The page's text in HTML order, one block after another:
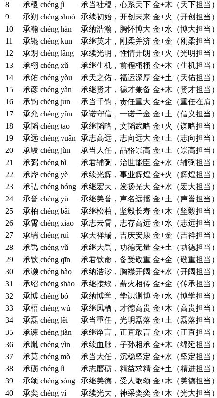
8
承稷 chéng jì 承当社稷，心系天下 金+木（天下担当
9
承朔 chéng shuò 承续初始，开创未来 金+火（开创担当
10
承瀚 chéng hàn 承纳浩瀚，胸怀博大 金+水（博大担当
11
承锟 chéng kūn 承继英才，刚柔并济 金+金（刚柔担当
12
承朗 chéng lǎng 承续光明，性情开朗 金+火（光明担当
13
承栩 chéng xǔ 承继生机，前程栩栩 金+木（生机担当
14
承佑 chéng yòu 承天之佑，福运深厚 金+土（天佑担当
15
承彦 chéng yàn 承继贤才，德才兼备 金+木（贤才担当
16
承钧 chéng jūn 承当千钧，责任重大 金+金（重任在肩
17
承允 chéng yǔn 承诺守信，一诺千金 金+土（信义担当
18
承韬 chéng tāo 承继韬略，文韬武略 金+火（谋略担当
19
承远 chéng yuǎn 承志高远，志向远大 金+土（志向担当
20
承峻 chéng jùn 承当大任，品格崇高 金+土（崇高担当
21
承弼 chéng bì 承君辅弼，治世能臣 金+水（辅弼担当
22
承烨 chéng yè 承续光辉，事业辉煌 金+火（辉煌担当
23
承弘 chéng hóng 承继宏大，发扬光大 金+水（宏大担当
24
承誉 chéng yù 承继美誉，声名远播 金+土（声誉担当
25
承柏 chéng bǎi 承继松柏，坚毅长寿 金+木（坚毅担当
26
承霄 chéng xiāo 承志云霄，志存高远 金+水（志远担当
27
承瑞 chéng ruì 承天祥瑞，吉庆安康 金+金（吉祥担当
28
承禹 chéng yǔ 承继大禹，功德无量 金+土（功德担当
29
承钦 chéng qīn 承君钦命，备受敬重 金+金（敬重担当
30
承灏 chéng hào 承纳浩渺，胸襟开阔 金+水（开阔担当
31
承绍 chéng shào 承继接续，薪火相传 金+金（传承担当
32
承博 chéng bó 承纳博学，学识渊博 金+水（博学担当
33
承梧 chéng wú 承继凤栖，才德高贵 金+木（高贵担当
34
承磊 chéng lěi 承当重任，光明磊落 金+土（磊落担当
35
承谏 chéng jiàn 承继诤言，正直敢言 金+木（正直担当
36
承胤 chéng yìn 承续血脉，子孙相承 金+木（绵延担当
37
承莫 chéng mò 承当大任，沉稳坚定 金+水（坚定担当
38
承砺 chéng lì 承志磨砺，精益求精 金+土（精进担当
39
承颂 chéng sòng 承继美德，受人歌颂 金+木（美德担当
40
承奕 chéng yì 承续光大，神采奕奕 金+木（光大担当